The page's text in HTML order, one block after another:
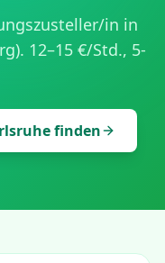
in in
). 12–15 €/Std., 5-
finden